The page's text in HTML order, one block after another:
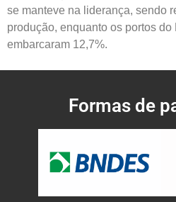
se manteve na liderança, sendo
produção, enquanto os portos
embarcaram 12,7%.
Formas de